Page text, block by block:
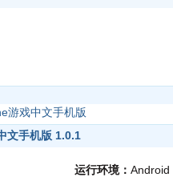
游戏中文手机版
文手机版 1.0.1
运行环境： Android